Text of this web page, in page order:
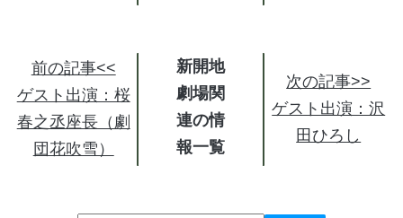
前の記事<<
ゲスト出演：桜
春之丞座長（劇
団花吹雪）
新開地
劇場関
連の情
報
次の記事>>
ゲスト出演：沢
田ひろし